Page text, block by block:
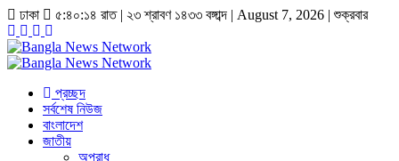
ঢাকা ৫:৪০:১৫ রাত| ২৩ শ্রাবণ ১৪৩৩ বঙ্গাব্দ | August 7, 2026 |শুক্রবার
প্রচ্ছদ
সর্বশেষ নিউজ
বাংলাদেশ
জাতীয়
অপরাধ